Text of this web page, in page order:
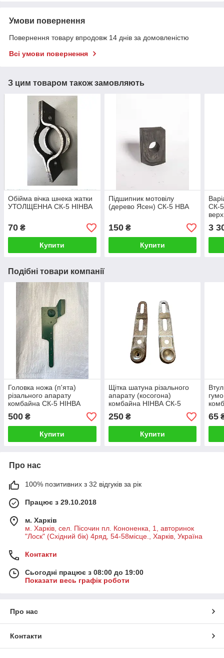
Умови повернення
Повернення товару впродовж 14 днів за домовленістю
Всі умови повернення
З цим товаром також замовляють
Обійма вічка шнека жатки
УТОЛЩЕННА СК-5 НІНВА
70 ₴
Купити
Підшипник мотовілу
(дерево Ясен) СК-5 НВА
150₴
Купити
СК-5
3
Подібні товари компанії
Головка ножа (п'ята)
різального апарату
комбайна СК-5 НІНВА
500 ₴
Купити
Щітка шатуна різального
апарату (косогона)
комбайна НІНВА СК-5
250₴
Купити
65
Про нас
100% позитивних з 32 відгуків за рік
Працює з 29.10.2018
м. Харків
м. Харків, сел. Пісочин пл. Кононенка, 1, авторинок
"Лоск" (Східний бік) 4ряд, 54-58місце., Харків, Україна
Контакти
Сьогодні працює з 08:00 до 19:00
Показати весь графік роботи
Про нас
Контакти